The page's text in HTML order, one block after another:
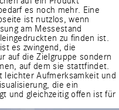
es noch mehr. Eine
ist nutzlos, wenn
am Messestand
zu finden ist.
es zwingend, die
auf die Zielgruppe sondern
auf dem sie stattfindet.
leichter Aufmerksamkeit und
die ein
und gleichzeitig offen ist für